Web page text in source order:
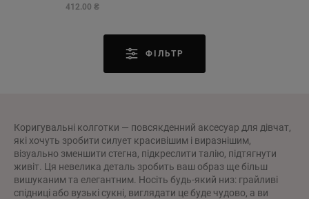
412.00 ₴
ФІЛЬТР
Коригувальні колготки — повсякденний аксесуар для дівчат,
які хочуть зробити силует красивішим і виразнішим,
візуально зменшити стегна, підкреслити талію, підтягнути
живіт. Ця невелика деталь зробить ваш образ ще більш
вишуканим та елегантним. Носіть будь-який низ: грайливі
спідниці або вузькі сукні, виглядати це буде чудово, а ви